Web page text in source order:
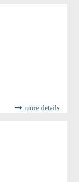
more details